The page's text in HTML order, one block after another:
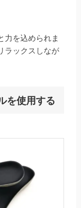
力を込められま
ラックスしなが
を使用する